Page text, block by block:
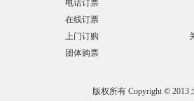
电话订票
在线订票
上门订购
团体购票
版权所有 Copyright © 2013